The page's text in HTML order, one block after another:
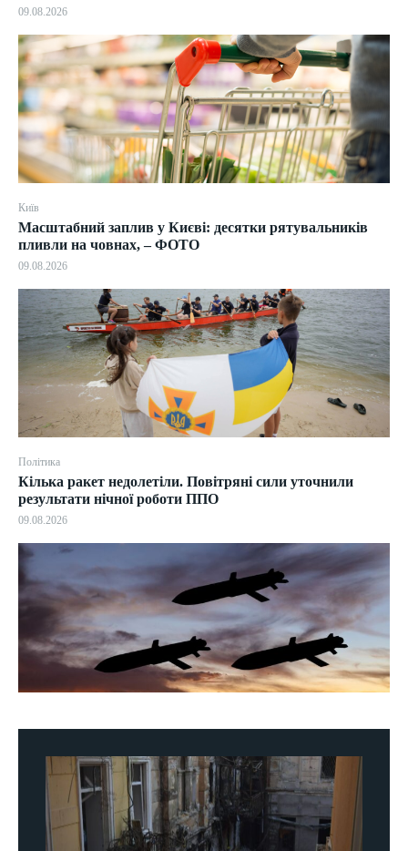
09.08.2026
Київ
Масштабний заплив у Києві: десятки рятувальників
пливли на човнах, – ФОТО
09.08.2026
Політика
Кілька ракет недолетіли. Повітряні сили уточнили
результати нічної роботи ППО
09.08.2026